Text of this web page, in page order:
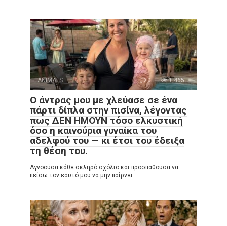
ANIMALS 0 1,465
Ο άντρας μου με χλεύασε σε ένα
πάρτι δίπλα στην πισίνα, λέγοντας
πως ΔΕΝ ΗΜΟΥΝ τόσο ελκυστική
όσο η καινούρια γυναίκα του
αδελφού του — κι έτσι του έδειξα
τη θέση του.
Αγνοούσα κάθε σκληρό σχόλιο και προσπαθούσα να
πείσω τον εαυτό μου να μην παίρνει